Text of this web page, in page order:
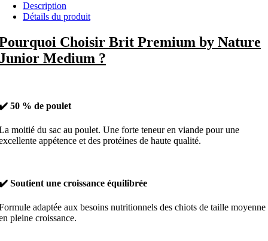
Description
Détails du produit
Choisir Brit Premium by Nature
Medium ?
50 % de poulet
moitié du sac au poulet. Une forte teneur en viande pour une
appétence et des protéines de haute qualité.
Soutient une croissance équilibrée
adaptée aux besoins nutritionnels des chiots de taille moyenne
pleine croissance.